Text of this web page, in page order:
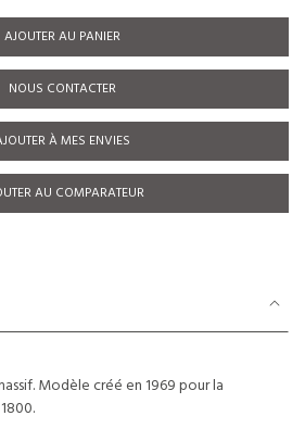
AJOUTER AU PANIER
NOUS CONTACTER
À MES ENVIES
AU COMPARATEUR
Modèle créé en 1969 pour la